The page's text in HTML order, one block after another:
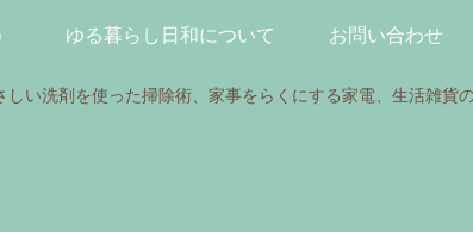
い洗剤を使った掃除術、家事をらくにする家電、生活雑貨
ゆる暮らし日和について お問い合わせ